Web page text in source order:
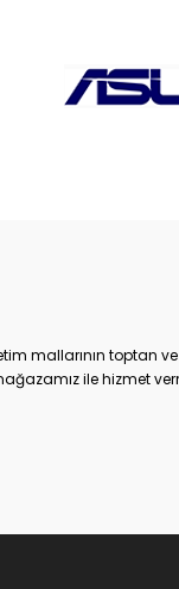
mallarının toptan
ile hizmet